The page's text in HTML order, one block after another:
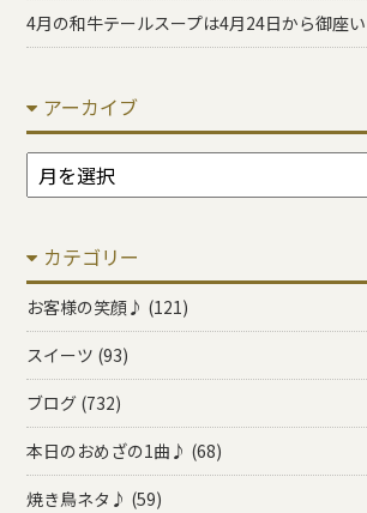
4月の和牛テールスープは4月24日から御座い
アーカイブ
ア
ー
イ
ブ
カテゴリー
お客様の笑顔♪ (121)
スイーツ (93)
ブログ (732)
本日のおめざの1曲♪ (68)
焼き鳥ネタ♪ (59)